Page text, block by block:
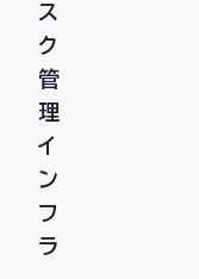
ス
ク
管
理
イ
ン
フ
ラ